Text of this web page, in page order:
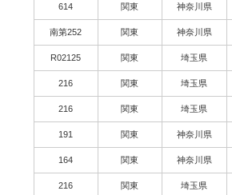
614 関東 神奈川県
南第252 関東 神奈川県
R02125 関東 埼玉県
216 関東 埼玉県
216 関東 埼玉県
191 関東 神奈川県
164 関東 神奈川県
216 関東 埼玉県